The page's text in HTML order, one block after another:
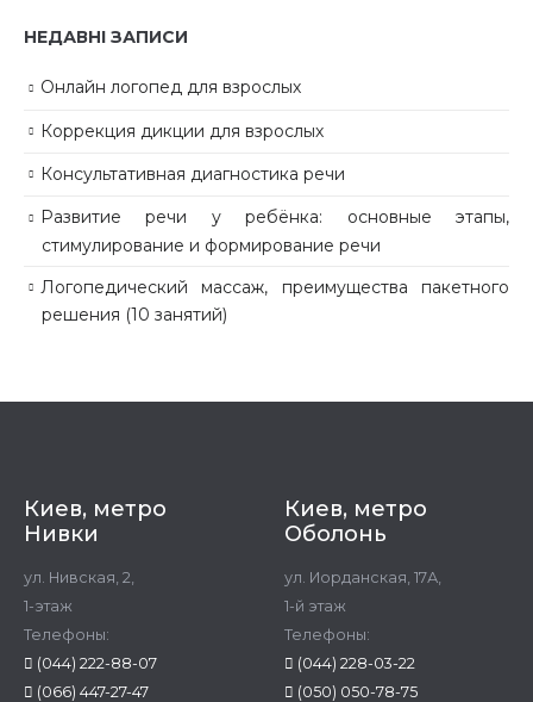
НЕДАВНІ ЗАПИСИ
Онлайн логопед для взрослых
Коррекция дикции для взрослых
Консультативная диагностика речи
Развитие речи у ребёнка: основные этапы,
стимулирование и формирование речи
Логопедический массаж, преимущества пакетного
решения (10 занятий)
Киев, метро
Нивки
ул. Нивская, 2,
1-этаж
Телефоны:
(044) 222-88-07
(066) 447-27-47
Киев, метро
Оболонь
ул. Иорданская, 17А,
1-й этаж
Телефоны:
(044) 228-03-22
(050) 050-78-75